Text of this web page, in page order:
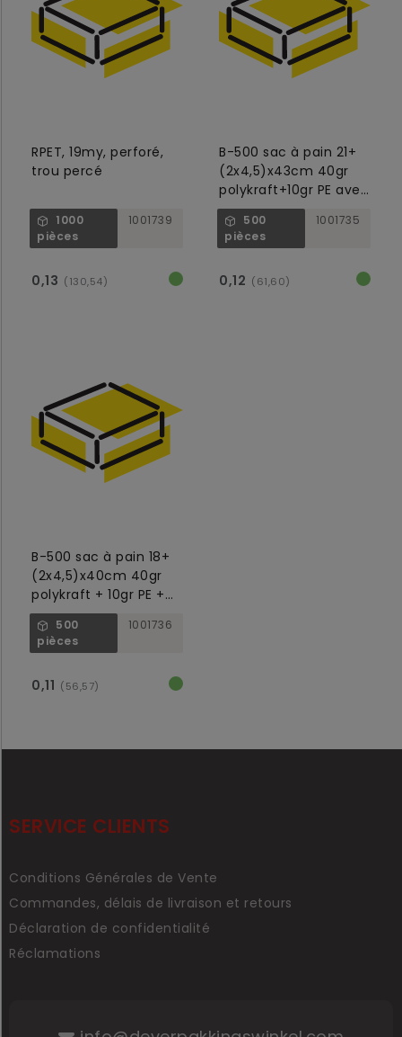
RPET, 19my, perforé,
trou percé
1000
pièces
1001739
0,13 (130,54)
B-500 sac à pain 21+
(2x4,5)x43cm 40gr
polykraft+10gr PE avec
fenêtre 14cm
500
pièces
1001735
0,12 (61,60)
B-500 sac à pain 18+
(2x4,5)x40cm 40gr
polykraft + 10gr PE +
avec fenetre 12cm
500
pièces
1001736
0,11 (56,57)
SERVICE CLIENTS
Conditions Générales de Vente
Commandes, délais de livraison et retours
Déclaration de confidentialité
Réclamations